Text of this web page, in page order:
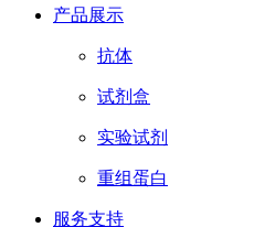
产品展示
抗体
试剂盒
实验试剂
重组蛋白
服务支持